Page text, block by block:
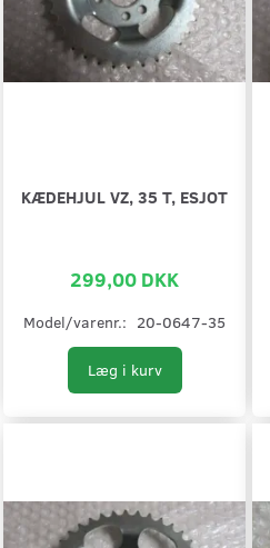
KÆDEHJUL VZ, 35 T, ESJOT
299,00 DKK
Model/varenr.: 20-0647-35
Læg i kurv